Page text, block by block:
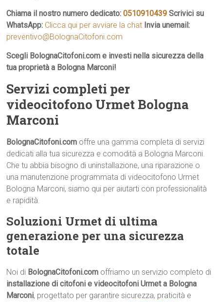
Chiama il nostro numero dedicato:0510910439 Scrivici su
WhatsApp: Clicca qui per avviare la chat Invia unemail:
preventivo@BolognaCitofoni.com
Scegli BolognaCitofoni.com e investi nella sicurezza della
tua proprietà a Bologna Marconi!
Servizi completi per
videocitofono Urmet Bologna
Marconi
BolognaCitofoni.com offre una gamma completa di servizi
dedicati alla tua sicurezza e comodità a Bologna Marconi.
Che tu abbia bisogno di uninstallazione, una riparazione o
una manutenzione programmata di videocitofono Urmet
Bologna Marconi, siamo qui per aiutarti con professionalità
e rapidità.
Soluzioni Urmet di ultima
generazione per una sicurezza
totale
Noi di BolognaCitofoni.com offriamo un servizio completo di
installazione di citofoni e videocitofoni Urmet a Bologna
Marconi, progettato per garantire sicurezza, praticità e